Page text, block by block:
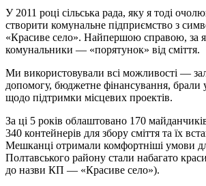
У 2011 році сільська рада, яку я тоді
створити комунальне підприємство з
«Красиве село». Найпершою справою, за
комунальники — «порятунок» від сміття.
Ми використовували всі можливості —
допомогу, бюджетне фінансування, брали
щодо підтримки місцевих проектів.
За ці 5 років облаштовано 170
340 контейнерів для збору сміття та їх
Мешканці отримали комфортніші умови
Полтавського району стали набагато
до назви КП — «Красиве село»).